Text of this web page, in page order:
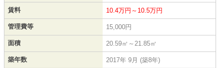
賃料 10.4万円～10.5万円
管理費等 15,000円
面積 20.59㎡～21.85㎡
築年数 2017年 9月 (築8年)